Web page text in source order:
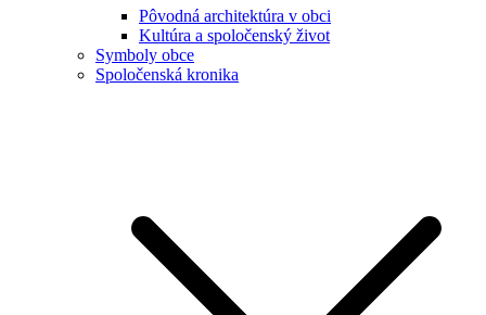
Pôvodná architektúra v obci
Kultúra a spoločenský život
Symboly obce
Spoločenská kronika